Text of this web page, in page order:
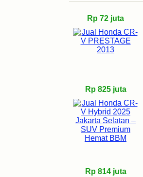
Rp 72 juta
Rp 825 juta
Rp 814 juta